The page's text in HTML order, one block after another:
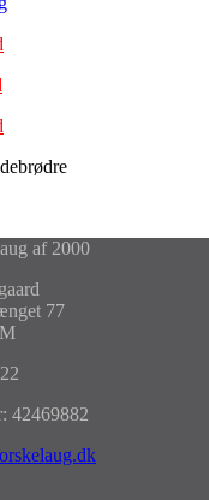
af 2000
77
42469882